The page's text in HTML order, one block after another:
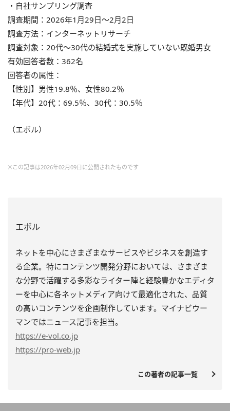
・自社サンプリング調査
調査期間：2026年1月29日〜2月2日
調査方法：インターネットリサーチ
調査対象：20代〜30代の結婚式を実施していない既婚男女
有効回答者数：362名
回答者の属性：
【性別】男性19.8％、女性80.2％
【年代】20代：69.5％、30代：30.5％
（エボル）
※この記事は2026年02月09日に公開されたものです
エボル
ネットを中心にさまざまなサービスやビジネスを創造す
る企業。特にコンテンツ開発分野においては、さまざま
な分野で活躍する多彩なライター陣と経験豊かなエディタ
ーを中心に各ネットメディア向けて最適化された、品質
の高いコンテンツを企画制作しています。マイナビウー
マンではニュース記事を担当。
https://e-vol.co.jp
https://pro-web.jp
この著者の記事一覧